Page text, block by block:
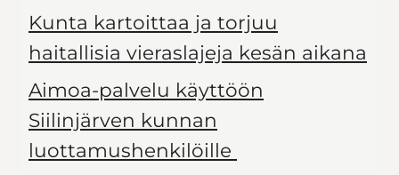
Kunta kartoittaa ja torjuu
haitallisia vieraslajeja kesän aikana
Aimoa-palvelu käyttöön
Siilinjärven kunnan
luottamushenkilöille